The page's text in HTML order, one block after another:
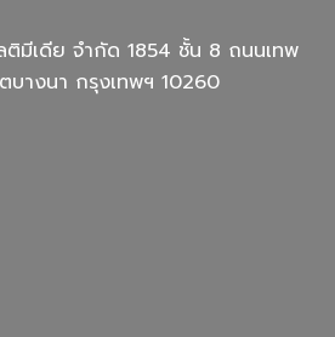
ติมีเดีย จํากัด 1854 ชั้น 8 ถนนเทพ
บางนา กรุงเทพฯ 10260